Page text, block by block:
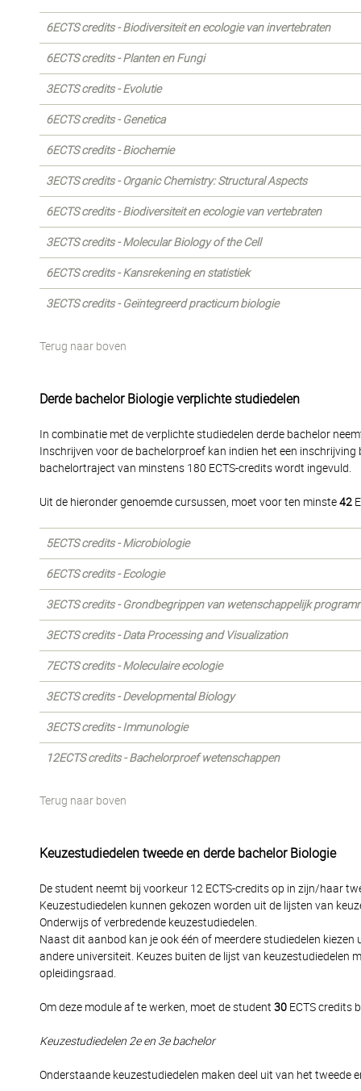
6ECTS credits - Biodiversiteit en ecologie van invertebraten
6ECTS credits - Planten en Fungi
3ECTS credits - Evolutie
6ECTS credits - Genetica
6ECTS credits - Biochemie
3ECTS credits - Organic Chemistry: Structural Aspects
6ECTS credits - Biodiversiteit en ecologie van vertebraten
3ECTS credits - Molecular Biology of the Cell
6ECTS credits - Kansrekening en statistiek
3ECTS credits - Geïntegreerd practicum biologie
Terug naar boven
Derde bachelor Biologie verplichte studiedelen
In combinatie met de verplichte studiedelen derde bachelor
Inschrijven voor de bachelorproef kan indien het een
bachelortraject van minstens 180 ECTS-credits wordt ingevuld.
Uit de hieronder genoemde cursussen, moet voor ten minste42
5ECTS credits - Microbiologie
6ECTS credits - Ecologie
3ECTS credits - Grondbegrippen van wetenschappelijk
3ECTS credits - Data Processing and Visualization
7ECTS credits - Moleculaire ecologie
3ECTS credits - Developmental Biology
3ECTS credits - Immunologie
12ECTS credits - Bachelorproef wetenschappen
Terug naar boven
Keuzestudiedelen tweede en derde bachelor Biologie
De student neemt bij voorkeur 12 ECTS-credits op in zijn/haar
Keuzestudiedelen kunnen gekozen worden uit de lijsten van
Onderwijs of verbredende keuzestudiedelen.
Naast dit aanbod kan je ook één of meerdere studiedelen
andere universiteit. Keuzes buiten de lijst van keuzestudiedelen
opleidingsraad.
Om deze module af te werken, moet de student 30 ECTS credits
Keuzestudiedelen 2e en 3e bachelor
Onderstaande keuzestudiedelen maken deel uit van het tweede